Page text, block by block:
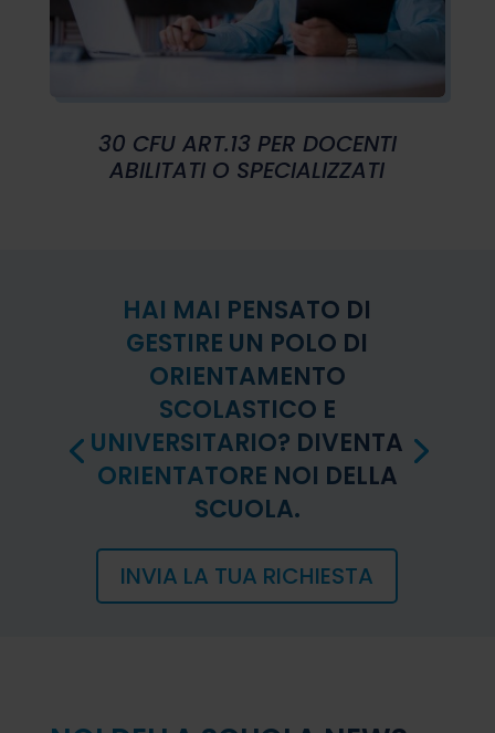
30 CFU ART.13 PER DOCENTI
ABILITATI O SPECIALIZZATI
HAI MAI PENSATO DI
GESTIRE UN POLO DI
ORIENTAMENTO
SCOLASTICO E
UNIVERSITARIO? DIVENTA
ORIENTATORE NOI DELLA
SCUOLA.
INVIA LA TUA RICHIESTA